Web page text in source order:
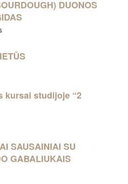
DUONOS
kursai studijoje “2
SAUSAINIAI SU
GABALIUKAIS